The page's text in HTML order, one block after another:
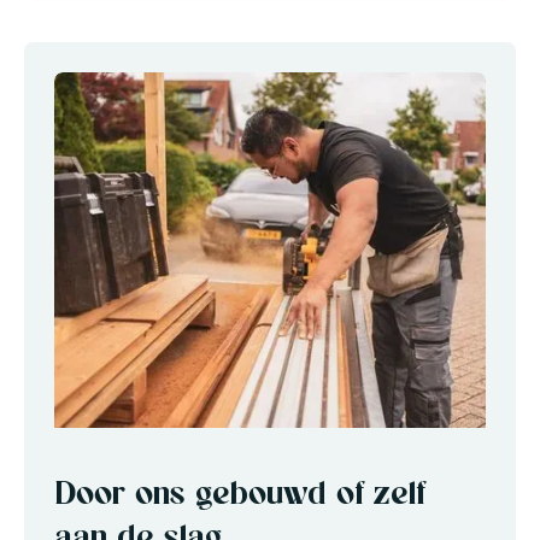
Door ons gebouwd of zelf